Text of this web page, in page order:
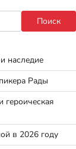
Поиск
наследие
Рады
героическая
в 2026 году